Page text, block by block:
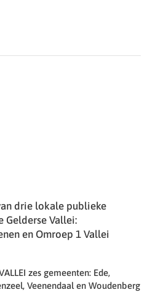
drie lokale publieke
Gelderse Vallei:
en Omroep 1 Vallei
zes gemeenten: Ede,
Veenendaal en Woudenberg